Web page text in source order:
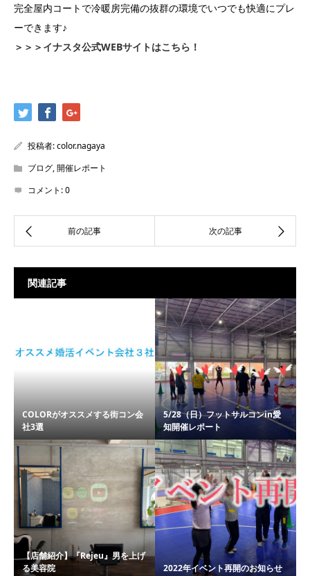
完全屋内コートで冷暖房完備の抜群の環境でいつでも快適にプレ
ーできます♪
＞＞＞イナスタ公式WEBサイトはこちら！
投稿者:color.nagaya
ブログ,開催レポート
コメント:0
関連記事
COLORがオススメする街コン会
社3選
5/28（日）フットサルコンin愛
知開催レポート
【店舗紹介】『Rejeu』男を上げ
る美容院
2022年イベント再開のお知らせ